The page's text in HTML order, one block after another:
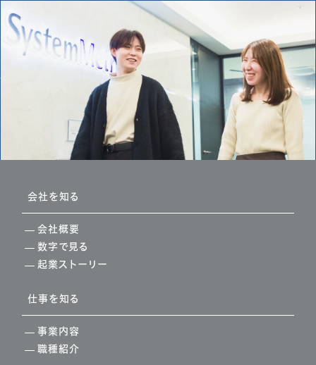
会社を知る
会社概要
数字で見る
起業ストーリー
仕事を知る
事業内容
職種紹介